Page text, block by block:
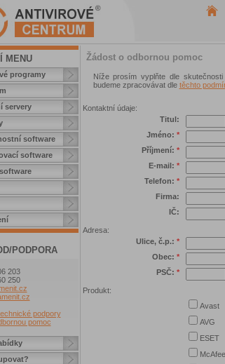
MENU
programy
servery
software
software
PODPORA
203
250
podpory
pomoc
Žádost o odbornou pomoc
Níže prosím vyplňte dle
budeme zpracovávat dle těchto
Kontaktní údaje:
Titul:
Jméno: *
Příjmení: *
E-mail: *
Telefon: *
Firma:
IČ:
Adresa:
Ulice, č.p.: *
Obec: *
PSČ: *
Produkt:
Avast
AVG
ESET
McAfee